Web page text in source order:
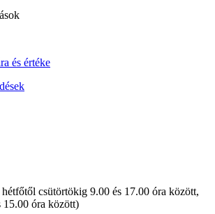
és értéke
csütörtökig 9.00 és 17.00 óra között,
15.00 óra között)